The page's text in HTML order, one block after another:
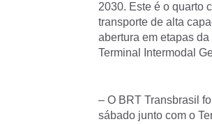
2030. Este é o quarto
transporte de alta
abertura em etapas
Terminal Intermodal
– O BRT Transbrasil
sábado junto com o